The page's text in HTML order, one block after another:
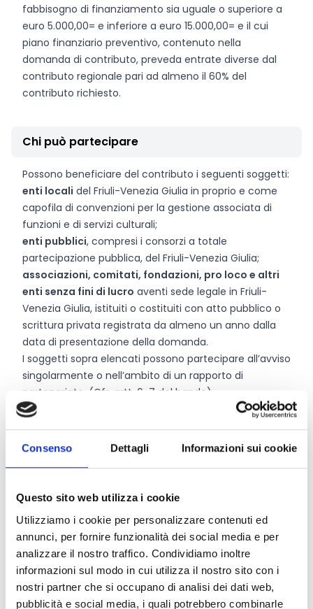
Consenso Dettagli Informazioni sui cookie
Questo sito web utilizza i cookie
Utilizziamo i cookie per personalizzare contenuti ed
annunci, per fornire funzionalità dei social media e per
analizzare il nostro traffico. Condividiamo inoltre
informazioni sul modo in cui utilizza il nostro sito con i
nostri partner che si occupano di analisi dei dati web,
pubblicità e social media, i quali potrebbero combinarle
fabbisogno di finanziamento sia uguale o superiore a
euro 5.000,00= e inferiore a euro 15.000,00= e il cui
piano finanziario preventivo, contenuto nella
domanda di contributo, preveda entrate diverse dal
contributo regionale pari ad almeno il 60% del
contributo richiesto.
Chi può partecipare
Possono beneficiare del contributo i seguenti soggetti:
enti locali del Friuli-Venezia Giulia in proprio e come
capofila di convenzioni per la gestione associata di
funzioni e di servizi culturali;
enti pubblici, compresi i consorzi a totale
partecipazione pubblica, del Friuli-Venezia Giulia;
associazioni, comitati, fondazioni, pro loco e altri
enti senza fini di lucro aventi sede legale in Friuli-
Venezia Giulia, istituiti o costituiti con atto pubblico o
scrittura privata registrata da almeno un anno dalla
data di presentazione della domanda.
I soggetti sopra elencati possono partecipare all’avviso
singolarmente o nell’ambito di un rapporto di
partenariato. (Cfr. artt. 6-7 del bando).
Entità del contributo
150.000 Euro.
Il contributo richiedibile ammonta a:
per la fascia dimensionale Aè compreso tra25.000
Euroe 35.000 Euro
per la fascia dimensionale B, d è compreso tra
15.000 Euroe24.999 Euro
per la fascia dimensionale C, è compreso tra5.000